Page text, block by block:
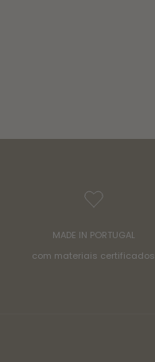
MADE IN PORTUGAL
com materiais certificados